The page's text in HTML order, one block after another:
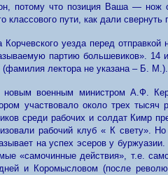
потому что позиция Ваша — нож
пути, как дали
уезда перед
партию большевиков». 14
лектора не указана – Б. М.).
новым военным министром А.Ф.
участвовало около трех тысяч
среди рабочих и солдат Кимр
рабочий клуб « К
на успех эсеров у
«самочинные действия», т.е.
и Коромысловом (после